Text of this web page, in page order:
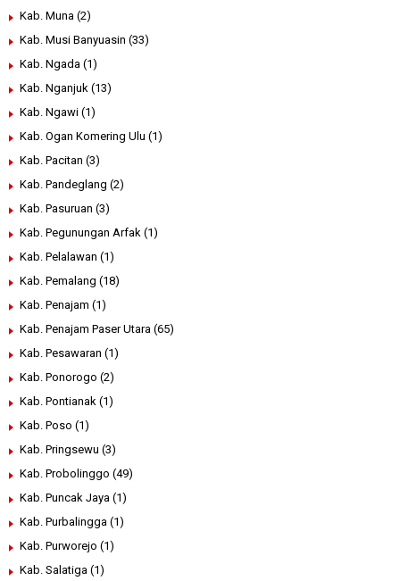
Kab. Muna (2)
Kab. Musi Banyuasin (33)
Kab. Ngada (1)
Kab. Nganjuk (13)
Kab. Ngawi (1)
Kab. Ogan Komering Ulu (1)
Kab. Pacitan (3)
Kab. Pandeglang (2)
Kab. Pasuruan (3)
Kab. Pegunungan Arfak (1)
Kab. Pelalawan (1)
Kab. Pemalang (18)
Kab. Penajam (1)
Kab. Penajam Paser Utara (65)
Kab. Pesawaran (1)
Kab. Ponorogo (2)
Kab. Pontianak (1)
Kab. Poso (1)
Kab. Pringsewu (3)
Kab. Probolinggo (49)
Kab. Puncak Jaya (1)
Kab. Purbalingga (1)
Kab. Purworejo (1)
Kab. Salatiga (1)